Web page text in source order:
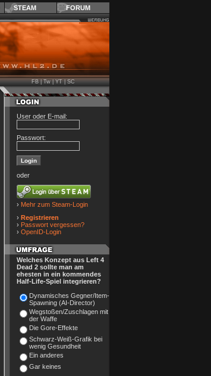
STEAM FORUM
FB|Tw|YT|SC
User oder E-mail:
Passwort:
oder
› Mehr zum Steam-Login
› Registrieren
› Passwort vergessen?
› OpenID-Login
Welches Konzept aus Left 4
Dead 2 sollte man am
ehesten in ein kommendes
Half-Life-Spiel integrieren?
Dynamisches Gegner/Item-
Spawning (AI-Director)
Wegstoßen/Zuschlagen mit
der Waffe
Die Gore-Effekte
Schwarz-Weiß-Grafik bei
wenig Gesundheit
Ein anderes
Gar keines